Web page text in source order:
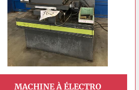
MACHINE À ÉLECTRO